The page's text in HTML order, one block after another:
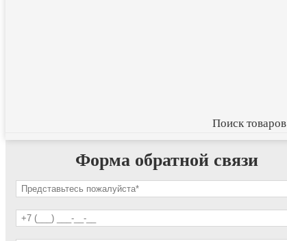
Поиск товаров
Форма обратной связи